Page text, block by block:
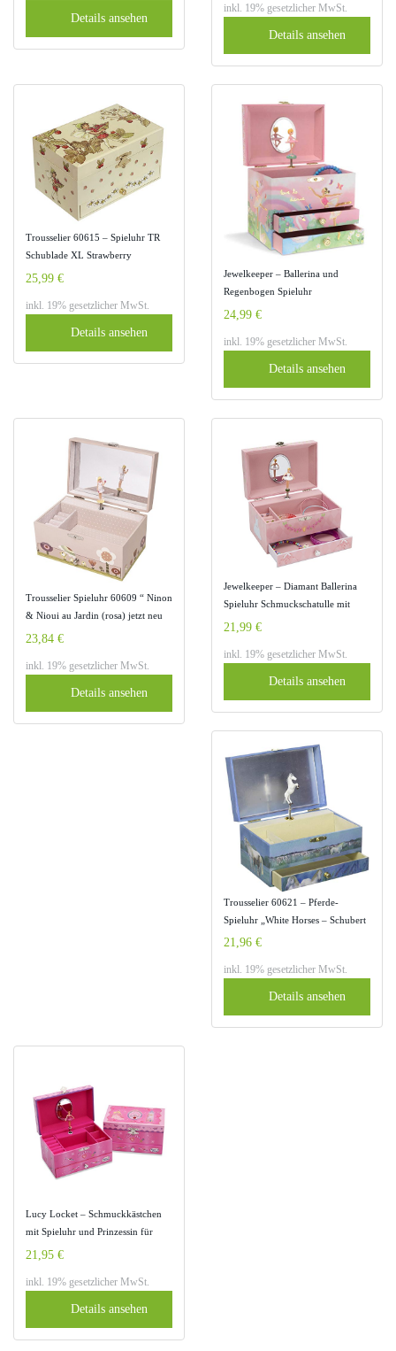
Details ansehen
inkl. 19% gesetzlicher MwSt.
Details ansehen
Trousselier 60615 – Spieluhr TR
Schublade XL Strawberry
(Spieldosen, Musikdosen,
25,99 €
inkl. 19% gesetzlicher MwSt.
Details ansehen
Jewelkeeper – Ballerina und
Regenbogen Spieluhr
Schmuckschatulle mit 2
Melodie
24,99 €
inkl. 19% gesetzlicher MwSt.
Details ansehen
Trousselier Spieluhr 60609 “ Ninon
& Nioui au Jardin (rosa) jetzt neu
mit Fee (Spieldose, Musikdose,
23,84 €
inkl. 19% gesetzlicher MwSt.
Details ansehen
Jewelkeeper – Diamant Ballerina
Spieluhr Schmuckschatulle mit
Ausziehfächern, Schmuckschatulle
21,99 €
inkl. 19% gesetzlicher MwSt.
Details ansehen
Trousselier 60621 – Pferde-
Spieluhr „White Horses – Schubert
/ Wiegenlied“ (Spieldose,
mit Pferd)
21,96 €
inkl. 19% gesetzlicher MwSt.
Details ansehen
Lucy Locket – Schmuckkästchen
mit Spieluhr und Prinzessin für
Kinder – Glitzernde
21,95 €
inkl. 19% gesetzlicher MwSt.
Details ansehen